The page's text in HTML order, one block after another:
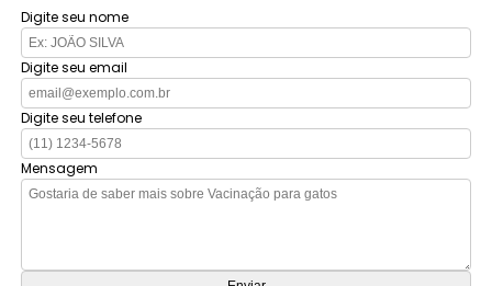
Digite seu nome
Digite seu email
Digite seu telefone
Mensagem